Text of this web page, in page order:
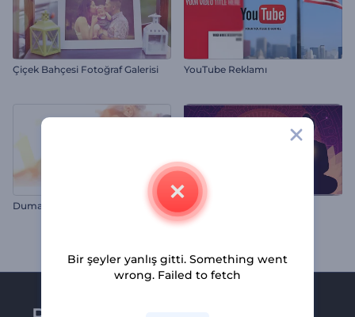
Çiçek Bahçesi Fotoğraf Galerisi YouTube Reklamı
Dumanlı Slayt Gösterisi Bodhi Günü Animasyonları
Bir şeyler yanlış gitti. Something went
wrong. Failed to fetch